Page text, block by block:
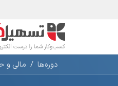
دوره‌ها مالی و